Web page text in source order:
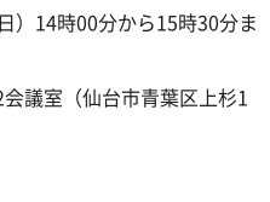
）14時00分から15時30分ま
議室（仙台市青葉区上杉1